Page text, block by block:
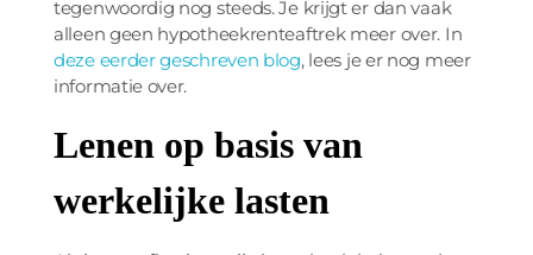
tegenwoordig nog steeds. Je krijgt er dan vaak
alleen geen hypotheekrenteaftrek meer over. In
deze eerder geschreven blog, lees je er nog meer
informatie over.
Lenen op basis van
werkelijke lasten